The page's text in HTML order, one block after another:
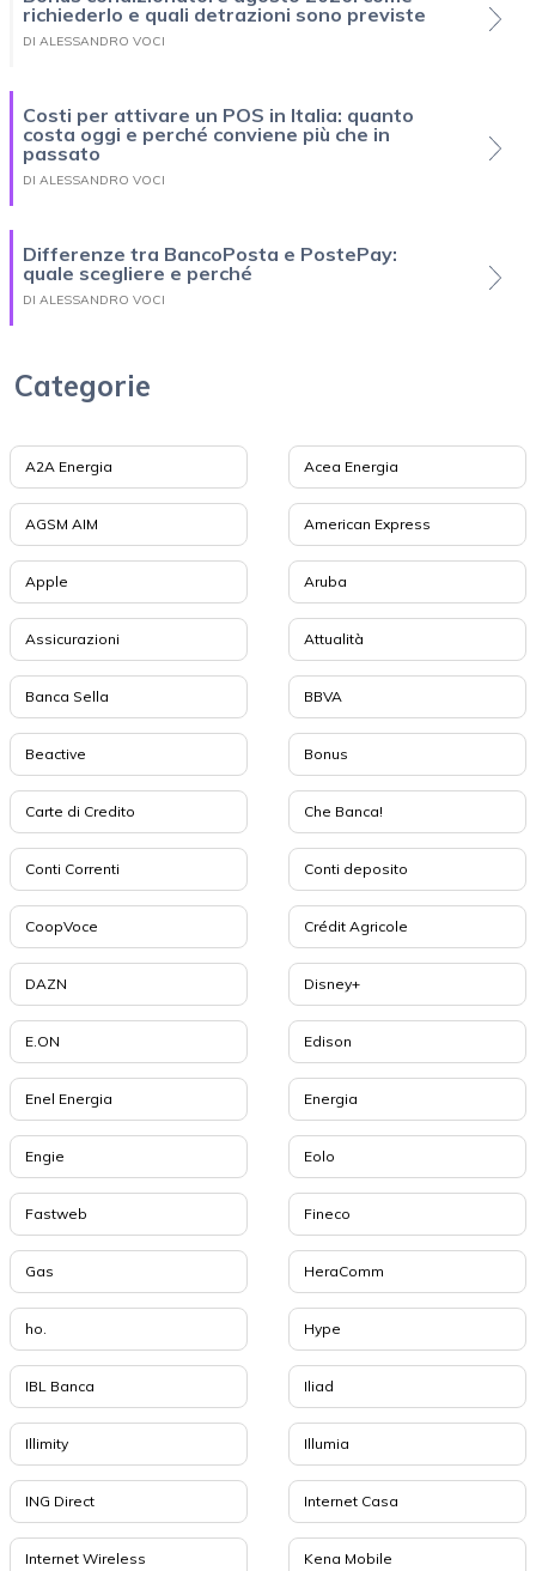
richiederlo e quali detrazioni sono previste
DI ALESSANDRO VOCI
Costi per attivare un POS in Italia: quanto
costa oggi e perché conviene più che in
passato
DI ALESSANDRO VOCI
Differenze tra BancoPosta e PostePay:
quale scegliere e perché
DI ALESSANDRO VOCI
Categorie
A2A Energia Acea Energia
AGSM AIM American Express
Apple Aruba
Assicurazioni Attualità
Banca Sella BBVA
Beactive Bonus
Carte di Credito Che Banca!
Conti Correnti Conti deposito
CoopVoce Crédit Agricole
DAZN Disney+
E.ON Edison
Enel Energia Energia
Engie Eolo
Fastweb Fineco
Gas HeraComm
ho. Hype
IBL Banca Iliad
Illimity Illumia
ING Direct Internet Casa
Internet Wireless Kena Mobile